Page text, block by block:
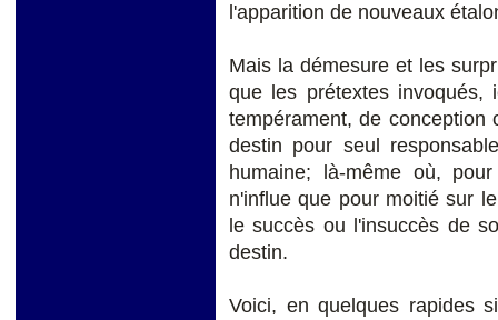
l'apparition de nouveaux
Mais la démesure et les
que les prétextes
tempérament, de
destin pour seul
humaine; là-même où,
n'influe que pour moitié sur
le succès ou l'insuccès de
destin.
Voici, en quelques rapides